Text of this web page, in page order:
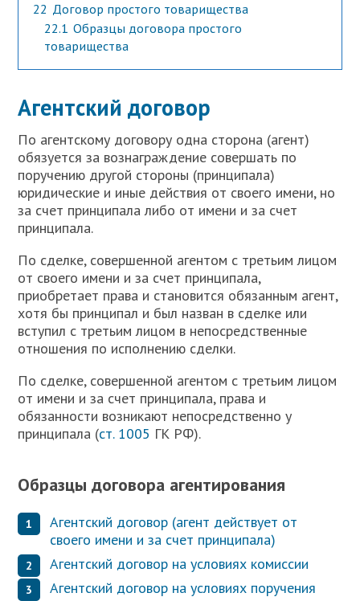
22 Договор простого товарищества
22.1 Образцы договора простого
товарищества
Агентский договор
По агентскому договору одна сторона (агент)
обязуется за вознаграждение совершать по
поручению другой стороны (принципала)
юридические и иные действия от своего имени, но
за счет принципала либо от имени и за счет
принципала.
По сделке, совершенной агентом с третьим лицом
от своего имени и за счет принципала,
приобретает права и становится обязанным агент,
хотя бы принципал и был назван в сделке или
вступил с третьим лицом в непосредственные
отношения по исполнению сделки.
По сделке, совершенной агентом с третьим лицом
от имени и за счет принципала, права и
обязанности возникают непосредственно у
принципала (ст. 1005 ГК РФ).
Образцы договора агентирования
Агентский договор (агент действует от
своего имени и за счет принципала)
Агентский договор на условиях комиссии
Агентский договор на условиях поручения